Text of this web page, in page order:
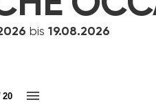
bis 19.08.2026